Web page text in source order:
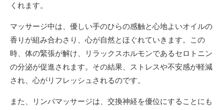
くれます。
マッサージ中は、優しい手のひらの感触と心地よいオイルの
香りが組み合わさり、心が自然とほぐれていきます。この
時、体の緊張が解け、リラックスホルモンであるセロトニン
の分泌が促進されます。その結果、ストレスや不安感が軽減
され、心がリフレッシュされるのです。
また、リンパマッサージは、交換神経を優位にすることにも